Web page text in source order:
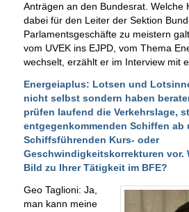
Anträgen an den Bundesrat. Welche
dabei für den Leiter der Sektion
Parlamentsgeschäfte zu meistern
vom UVEK ins EJPD, vom Thema
wechselt, erzählt er im Interview mit
Energeiaplus: Lotsen und
nicht selbst sondern haben
prüfen laufend die Verkehrslage,
entgegenkommenden Schiffen ab
Schiffsführenden Kurs- oder
Geschwindigkeitskorrekturen vor.
Bild zu Ihrer Tätigkeit im BFE?
Geo Taglioni: Ja,
man kann meine